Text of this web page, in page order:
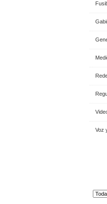
Voz